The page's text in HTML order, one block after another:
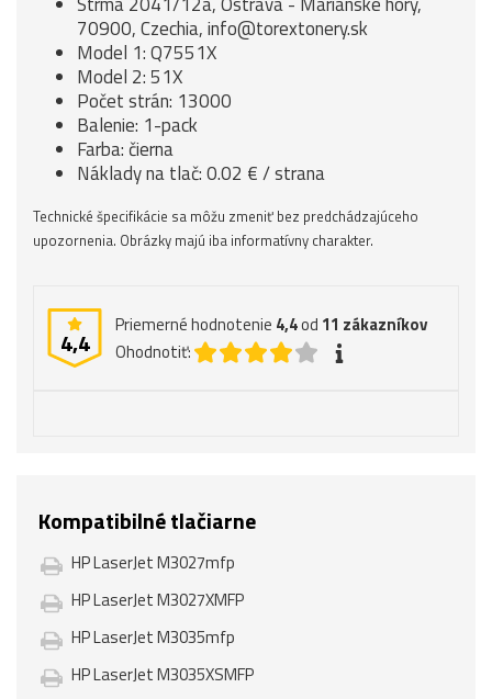
70900, Czechia, info@torextonery.sk
Model 1: Q7551X
Model 2: 51X
Počet strán: 13000
Balenie: 1-pack
Farba: čierna
Náklady na tlač: 0.02 € / strana
Technické špecifikácie sa môžu zmeniť bez predchádzajúceho
upozornenia. Obrázky majú iba informatívny charakter.
4,4
Priemerné hodnotenie 4,4od 11 zákazníkov
Ohodnotiť:
Kompatibilné tlačiarne
HP LaserJet M3027mfp
HP LaserJet M3027XMFP
HP LaserJet M3035mfp
HP LaserJet M3035XSMFP